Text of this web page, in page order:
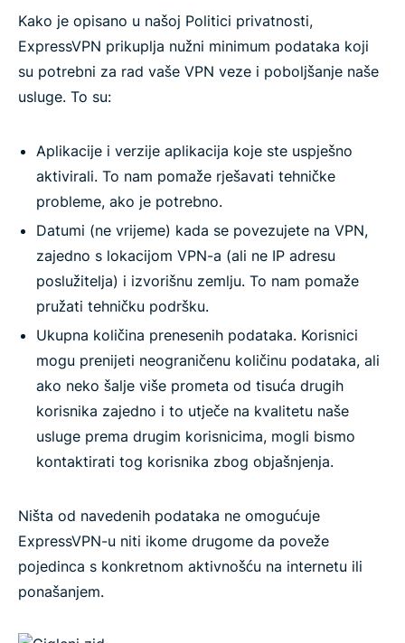
Kako je opisano u našoj Politici privatnosti,
ExpressVPN prikuplja nužni minimum podataka koji
su potrebni za rad vaše VPN veze i poboljšanje naše
usluge. To su:
Aplikacije i verzije aplikacija koje ste uspješno
aktivirali. To nam pomaže rješavati tehničke
probleme, ako je potrebno.
Datumi (ne vrijeme) kada se povezujete na VPN,
zajedno s lokacijom VPN-a (ali ne IP adresu
poslužitelja) i izvorišnu zemlju. To nam pomaže
pružati tehničku podršku.
Ukupna količina prenesenih podataka. Korisnici
mogu prenijeti neograničenu količinu podataka, ali
ako neko šalje više prometa od tisuća drugih
korisnika zajedno i to utječe na kvalitetu naše
usluge prema drugim korisnicima, mogli bismo
kontaktirati tog korisnika zbog objašnjenja.
Ništa od navedenih podataka ne omogućuje
ExpressVPN-u niti ikome drugome da poveže
pojedinca s konkretnom aktivnošću na internetu ili
ponašanjem.